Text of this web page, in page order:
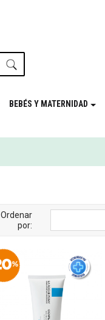
BEBÉS Y MATERNIDAD
Ordenar
por: